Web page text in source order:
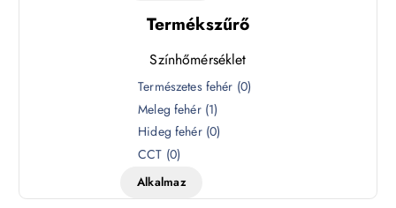
Termékszűrő
Színhőmérséklet
Természetes fehér (0)
Meleg fehér (1)
Hideg fehér (0)
CCT (0)
Alkalmaz